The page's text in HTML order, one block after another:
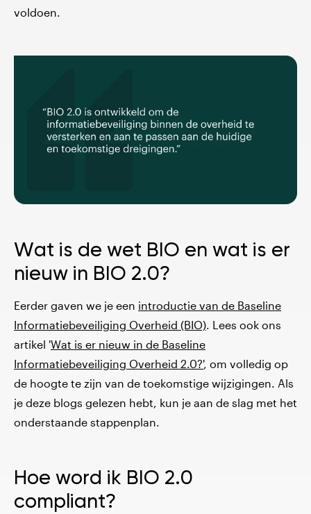
voldoen.
Wat is de wet BIO en wat is er
nieuw in BIO 2.0?
Eerder gaven we je een introductie van de Baseline
Informatiebeveiliging Overheid (BIO). Lees ook ons
artikel 'Wat is er nieuw in de Baseline
Informatiebeveiliging Overheid 2.0?', om volledig op
de hoogte te zijn van de toekomstige wijzigingen. Als
je deze blogs gelezen hebt, kun je aan de slag met het
onderstaande stappenplan.
Hoe word ik BIO 2.0
compliant?